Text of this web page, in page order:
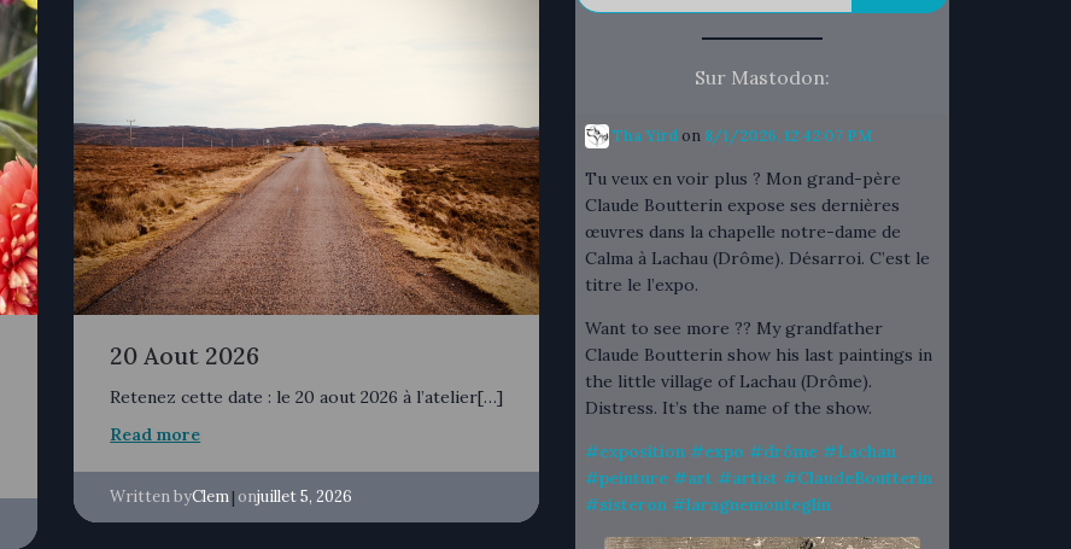
20 Aout 2026
Retenez cette date : le 20 aout 2026 à l’atelier[…]
Read more
Written byClem| onjuillet 5, 2026
Sur Mastodon:
Tha Yird on 8/1/2026, 12:42:07 PM
Tu veux en voir plus ? Mon grand-père
Claude Boutterin expose ses dernières
œuvres dans la chapelle notre-dame de
Calma à Lachau (Drôme). Désarroi. C’est le
titre le l’expo.
Want to see more ?? My grandfather
Claude Boutterin show his last paintings in
the little village of Lachau (Drôme).
Distress. It’s the name of the show.
#exposition #expo #drôme #Lachau
#peinture #art #artist #ClaudeBoutterin
#sisteron #laragnemonteglin